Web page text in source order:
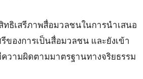
ธิเสรีภาพสื่อมวลชนในการนำเสนอ
ของการเป็นสื่อมวลชน และยังเข้า
วามผิดตามมาตรฐานทางจริยธรรม